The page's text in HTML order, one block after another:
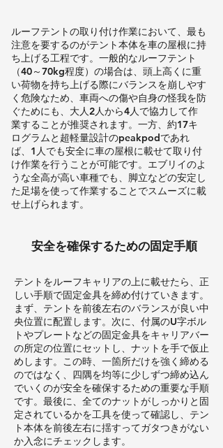
ルーフテントの取り付け作業において、最も
注意を要するのがテント本体を車の屋根に持
ち上げる工程です。一般的なルーフテント
（40～70kg程度）の場合は、頭上高くに重
い荷物を持ち上げる際にバランスを崩しやす
く危険なため、車両への傷や自身の怪我を防
ぐためにも、大人2人から4人で協力して作
業することが推奨されます。一方、約17キ
ログラムと超軽量設計のpeakpodであれ
ば、1人でも安全に車の屋根に載せて取り付
け作業を行うことが可能です。エブリイのよ
うな全高が高い車種でも、脚立などの安定し
た足場を使って作業することでスムーズに載
せ上げられます。
安全を確保するための固定手順
テントをルーフキャリアの上に載せたら、正
しい手順で固定金具を締め付けていきます。
まず、テントを前後左右のバランスが良い中
央位置に配置します。次に、付属のU字ボル
トやプレートなどの固定金具をキャリアバー
の所定の位置にセットし、ナットを手で仮止
めします。この時、一箇所だけを強く締める
のではなく、四隅を均等に少しずつ締め込ん
でいくのが安全を確保するための重要な手順
です。最後に、全てのナットがしっかりと固
定されているかを工具を使って確認し、テン
ト本体を前後左右に揺すってガタつきがない
か入念にチェックします。